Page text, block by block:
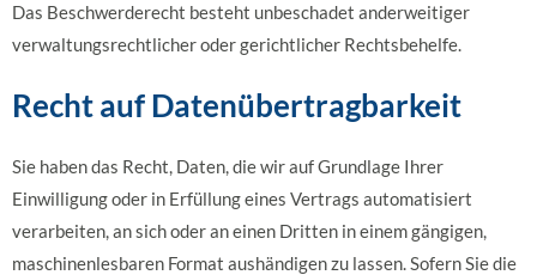
Das Beschwerderecht besteht unbeschadet anderweitiger
verwaltungsrechtlicher oder gerichtlicher Rechtsbehelfe.
Recht auf Daten­übertrag­barkeit
Sie haben das Recht, Daten, die wir auf Grundlage Ihrer
Einwilligung oder in Erfüllung eines Vertrags automatisiert
verarbeiten, an sich oder an einen Dritten in einem gängigen,
maschinenlesbaren Format aushändigen zu lassen. Sofern Sie die